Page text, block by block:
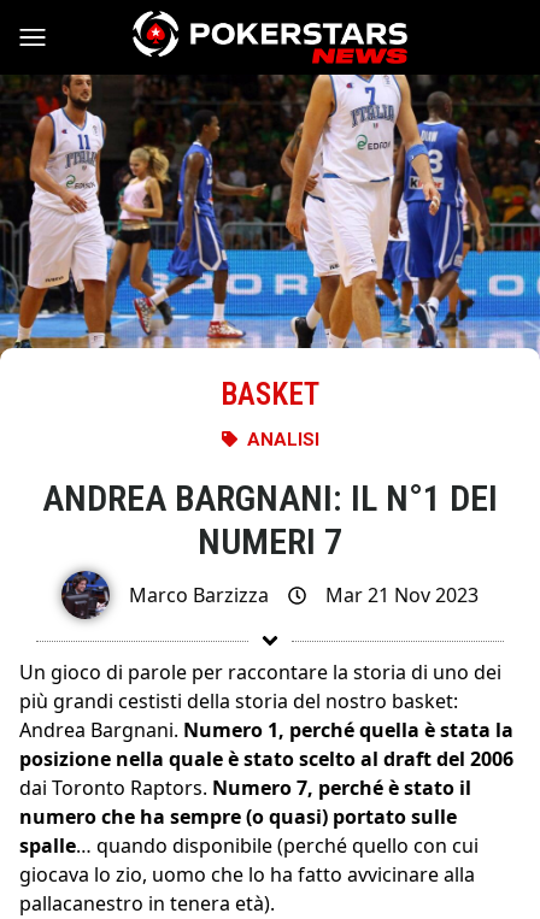
Vai al contenuto
BASKET
ANALISI
ANDREA BARGNANI: IL N°1 DEI
NUMERI 7
Marco Barzizza Mar 21 Nov 2023
Un gioco di parole per raccontare la storia di uno dei
più grandi cestisti della storia del nostro basket:
Andrea Bargnani. Numero 1, perché quella è stata la
posizione nella quale è stato scelto al draft del 2006
dai Toronto Raptors. Numero 7, perché è stato il
numero che ha sempre (o quasi) portato sulle
spalle… quando disponibile (perché quello con cui
giocava lo zio, uomo che lo ha fatto avvicinare alla
pallacanestro in tenera età).